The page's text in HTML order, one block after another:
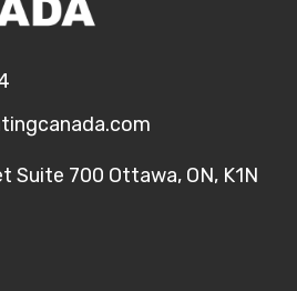
Suite 700 Ottawa, ON, K1N